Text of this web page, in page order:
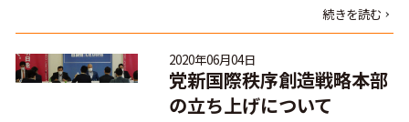
続きを読む
2020年06月04日
党新国際秩序創造戦略本部
の立ち上げについて